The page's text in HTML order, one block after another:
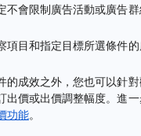
不會限制廣告活動或廣告
項目和指定目標所選條件的
的成效之外，您也可以針
出價或出價調整幅度。進
功能。